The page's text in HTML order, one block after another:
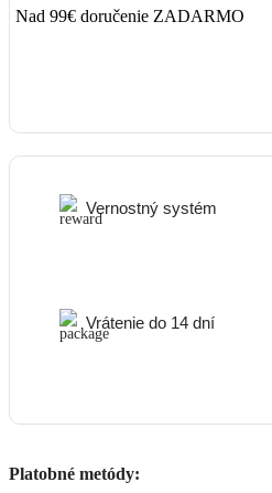
Nad 99€ doručenie ZADARMO
Vernostný systém
Vrátenie do 14 dní
Platobné metódy: